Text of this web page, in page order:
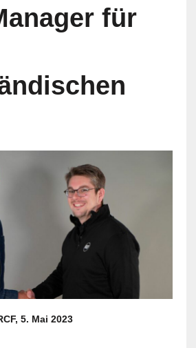
für
5. Mai 2023